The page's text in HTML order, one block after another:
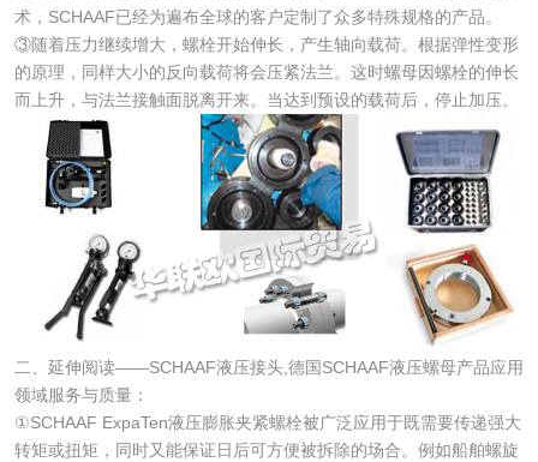
术，SCHAAF已经为遍布全球的客户定制了众多特殊规格的产品。
③随着压力继续增大，螺栓开始伸长，产生轴向载荷。根据弹性变形
的原理，同样大小的反向载荷将会压紧法兰。这时螺母因螺栓的伸长
而上升，与法兰接触面脱离开来。当达到预设的载荷后，停止加压。
二、延伸阅读——SCHAAF液压接头,德国SCHAAF液压螺母产品应用
领域服务与质量：
①SCHAAF ExpaTen液压膨胀夹紧螺栓被广泛应用于既需要传递强大
转矩或扭矩，同时又能保证日后可方便被拆除的场合。例如船舶螺旋